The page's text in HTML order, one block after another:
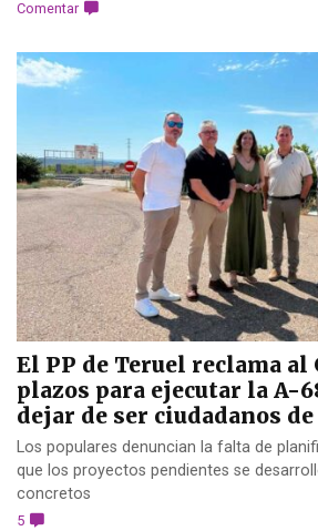
Comentar
El PP de Teruel reclama al
plazos para ejecutar la A-
dejar de ser ciudadanos
Los populares denuncian la falta de
que los proyectos pendientes se
concretos
5